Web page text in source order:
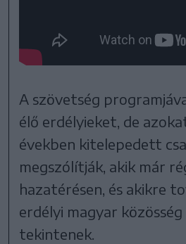
A szövetség
élő erdélyieket, de
években kitelepedett
megszólítják, akik már
hazatérésen, és akikre
erdélyi magyar
tekintenek.